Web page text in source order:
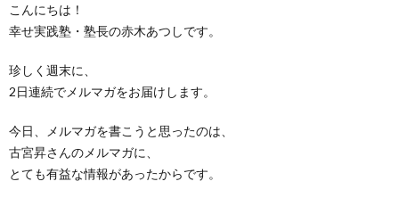
こんにちは！
幸せ実践塾・塾長の赤木あつしです。
珍しく週末に、
2日連続でメルマガをお届けします。
今日、メルマガを書こうと思ったのは、
古宮昇さんのメルマガに、
とても有益な情報があったからです。